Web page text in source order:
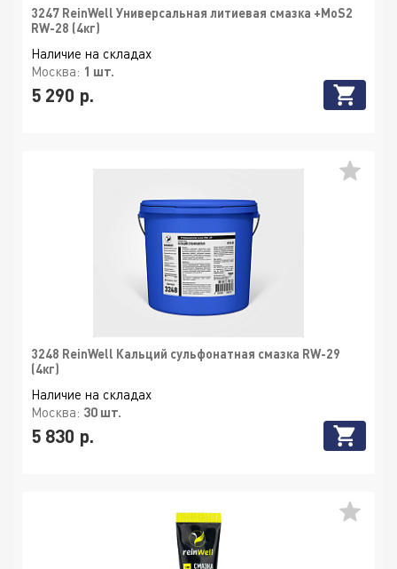
3247 ReinWell Универсальная литиевая смазка +MoS2
RW-28 (4кг)
Наличие на складах
Москва: 1 шт.
5 290 р.
3248 ReinWell Кальций сульфонатная смазка RW-29
(4кг)
Наличие на складах
Москва: 30 шт.
5 830 р.